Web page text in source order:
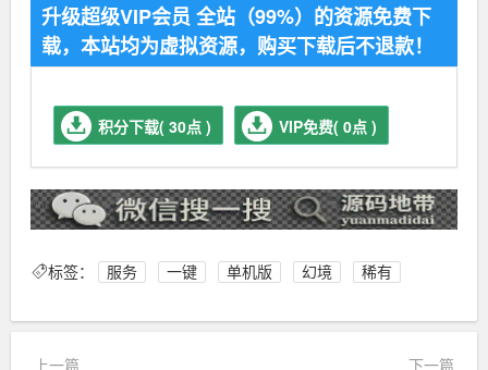
升级超级VIP会员 全站（99%）的资源免费下
载，本站均为虚拟资源，购买下载后不退款！
积分下载( 30点 ) VIP免费( 0点 )
标签： 服务 一键 单机版 幻境 稀有
上一篇 下一篇